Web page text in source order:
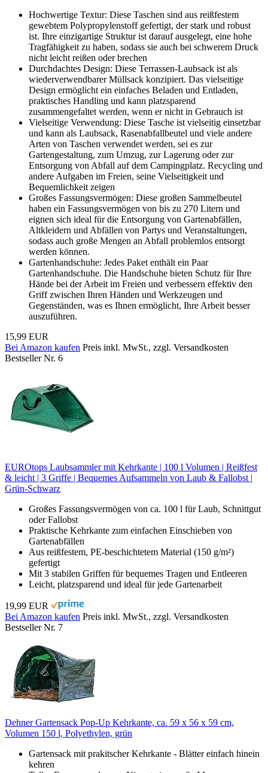
Hochwertige Textur: Diese Taschen sind aus reißfestem
gewebtem Polypropylenstoff gefertigt, der stark und robust
ist. Ihre einzigartige Struktur ist darauf ausgelegt, eine hohe
Tragfähigkeit zu haben, sodass sie auch bei schwerem Druck
nicht leicht reißen oder brechen
Durchdachtes Design: Diese Terrassen-Laubsack ist als
wiederverwendbarer Müllsack konzipiert. Das vielseitige
Design ermöglicht ein einfaches Beladen und Entladen,
praktisches Handling und kann platzsparend
zusammengefaltet werden, wenn er nicht in Gebrauch ist
Vielseitige Verwendung: Diese Tasche ist vielseitig einsetzbar
und kann als Laubsack, Rasenabfallbeutel und viele andere
Arten von Taschen verwendet werden, sei es zur
Gartengestaltung, zum Umzug, zur Lagerung oder zur
Entsorgung von Abfall auf dem Campingplatz. Recycling und
andere Aufgaben im Freien, seine Vielseitigkeit und
Bequemlichkeit zeigen
Großes Fassungsvermögen: Diese großen Sammelbeutel
haben ein Fassungsvermögen von bis zu 270 Litern und
eignen sich ideal für die Entsorgung von Gartenabfällen,
Altkleidern und Abfällen von Partys und Veranstaltungen,
sodass auch große Mengen an Abfall problemlos entsorgt
werden können.
Gartenhandschuhe: Jedes Paket enthält ein Paar
Gartenhandschuhe. Die Handschuhe bieten Schutz für Ihre
Hände bei der Arbeit im Freien und verbessern effektiv den
Griff zwischen Ihren Händen und Werkzeugen und
Gegenständen, was es Ihnen ermöglicht, Ihre Arbeit besser
auszuführen.
15,99 EUR
Bei Amazon kaufen Preis inkl. MwSt., zzgl. Versandkosten
Bestseller Nr. 6
EUROtops Laubsammler mit Kehrkante | 100 l Volumen | Reißfest
& leicht | 3 Griffe | Bequemes Aufsammeln von Laub & Fallobst |
Grün-Schwarz
Großes Fassungsvermögen von ca. 100 l für Laub, Schnittgut
oder Fallobst
Praktische Kehrkante zum einfachen Einschieben von
Gartenabfällen
Aus reißfestem, PE-beschichtetem Material (150 g/m²)
gefertigt
Mit 3 stabilen Griffen für bequemes Tragen und Entleeren
Leicht, platzsparend und ideal für jede Gartenarbeit
19,99 EUR
Bei Amazon kaufen Preis inkl. MwSt., zzgl. Versandkosten
Bestseller Nr. 7
Dehner Gartensack Pop-Up Kehrkante, ca. 59 x 56 x 59 cm,
Volumen 150 l, Polyethylen, grün
Gartensack mit prakitscher Kehrkante - Blätter einfach hinein
kehren